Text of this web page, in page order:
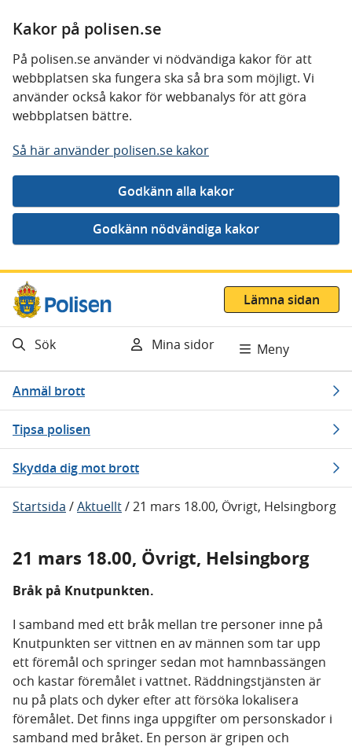
Kakor på polisen.se
På polisen.se använder vi nödvändiga kakor för att
webbplatsen ska fungera ska så bra som möjligt. Vi
använder också kakor för webbanalys för att göra
webbplatsen bättre.
Så här använder polisen.se kakor
Gå direkt till innehåll
Lämna sidan
Sök Mina sidor Meny
Anmäl brott
Tipsa polisen
Skydda dig mot brott
Startsida /Aktuellt/21 mars 18.00, Övrigt, Helsingborg
21 mars 18.00, Övrigt, Helsingborg
Bråk på Knutpunkten.
I samband med ett bråk mellan tre personer inne på
Knutpunkten ser vittnen en av männen som tar upp
ett föremål och springer sedan mot hamnbassängen
och kastar föremålet i vattnet. Räddningstjänsten är
nu på plats och dyker efter att försöka lokalisera
föremålet. Det finns inga uppgifter om personskador i
samband med bråket. En person är gripen och